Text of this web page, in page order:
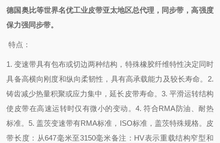
德国奥比等世界名优工业皮带亚太地区总代理，同步带，高强度
保力强同步带。
特点：
1. 变速带具有包布或切边两种结构，特殊橡胶纤维特性决定同时
具备高横向刚度和纵向柔韧性，具有高承载能力及较长寿命。 2.
铸齿减少热量积聚或应力集中，延长皮带寿命。 3. 平滑运转结构
使皮带在高速运转时仅有微小的变动。 4. 符合RMA防油、耐热
标准。 5. 盖茨变速带有RMA标准，ISO标准，盖茨特殊规格。
皮
带长度：从647毫米至3150毫米备注：HV表示重载结构窄型和